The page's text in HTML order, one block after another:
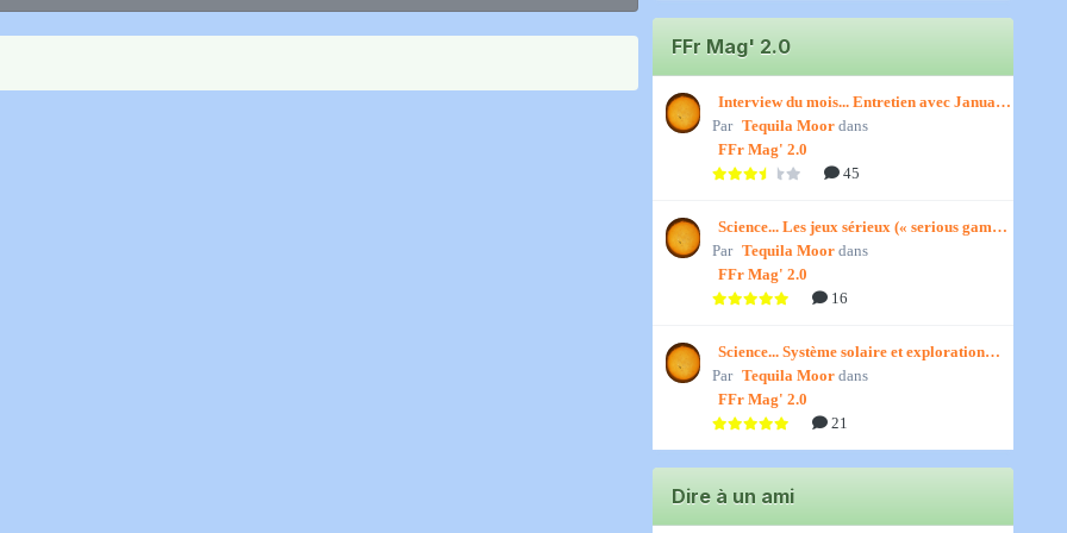
FFr Mag' 2.0
Interview du mois... Entretien avec January,
par Titenath
Par Tequila Moor dans
FFr Mag' 2.0
45
Science... Les jeux sérieux (« serious games
») par Jedino
Par Tequila Moor dans
FFr Mag' 2.0
16
Science... Système solaire et exploration
spatiale, par Jedino
Par Tequila Moor dans
FFr Mag' 2.0
21
Dire à un ami